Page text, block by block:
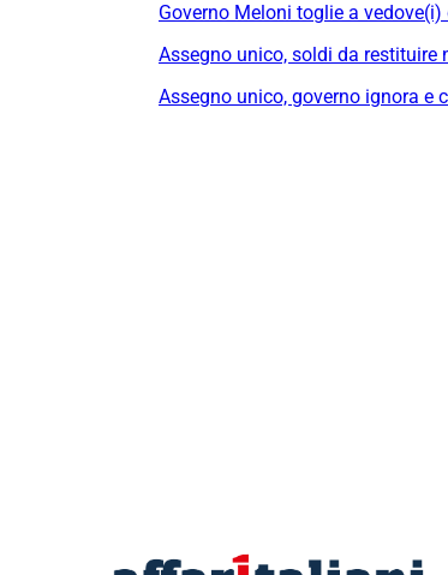
Governo Meloni toglie a
Assegno unico, soldi da restituire
Assegno unico, governo ignora